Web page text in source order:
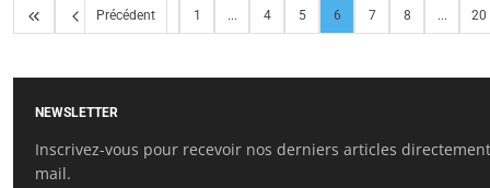
Précédent 1 ... 4 5 6 7 8 ... 20
NEWSLETTER
Inscrivez-vous pour recevoir nos derniers articles
mail.